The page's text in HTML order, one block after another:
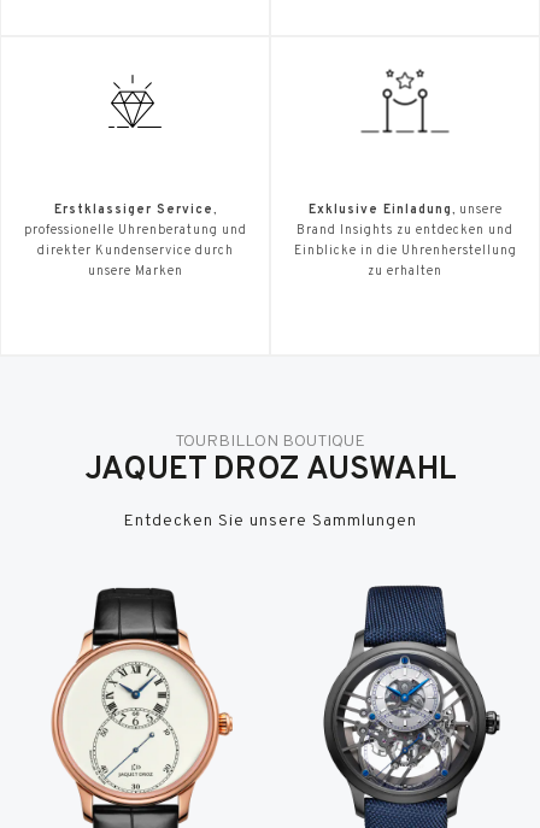
Erstklassiger Service,
professionelle Uhrenberatung und
direkter Kundenservice durch
unsere Marken
Exklusive Einladung, unsere
Brand Insights zu entdecken und
Einblicke in die Uhrenherstellung
zu erhalten
TOURBILLON BOUTIQUE
JAQUET DROZ AUSWAHL
Entdecken Sie unsere Sammlungen